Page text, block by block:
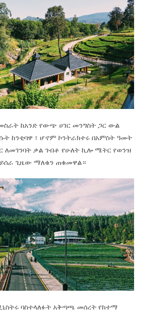
ከአንድ የውጭ ሀገር መንግስት ጋር ውል
ከንቲባዋ ፣ ሆኖም ኮንትራክተሩ በአምስት ዓመት
ለመገንባት ቃል ገብቶ የሁለት ኪሎ ሜትር የወንዝ
ጊዜው ማለቁን ጠቁመዋል።
ባስተላለፉት አቅጣጫ መሰረት የከተማ